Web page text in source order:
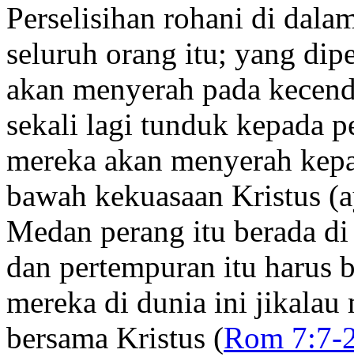
Perselisihan rohani di
seluruh orang itu; yang
akan menyerah pada
sekali lagi tunduk kepada
mereka akan menyerah
bawah kekuasaan Kristus
Medan perang itu berada
dan pertempuran itu harus
mereka di dunia ini jikalau
bersama Kristus (Rom 7:7-